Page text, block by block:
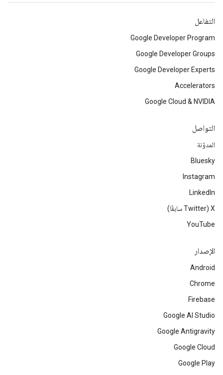
التفاعل
Google Developer Program
Google Developer Groups
Google Developer Experts
Accelerators
Google Cloud & NVIDIA
التواصل
المدوّنة
Bluesky
Instagram
LinkedIn
‫X ‏(Twitter سابقًا)
YouTube
الإصدار
Android
Chrome
Firebase
Google AI Studio
Google Antigravity
Google Cloud
Google Play